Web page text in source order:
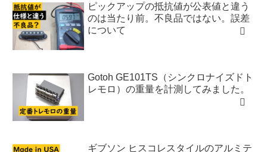
ピックアップの抵抗値が公表値と違う
のは当たり前。不良品ではない。誤差
について
Gotoh GE101TS（シンクロナイズドト
レモロ）の重量を計測してみました。
ギブソン ヒスコレスタイルのアルミテ